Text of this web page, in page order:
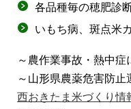
各品種毎の穂肥診
いもち病、斑点米
～農作業事故・熱中症
～山形県農薬危害防止
西おきたま米づくり情